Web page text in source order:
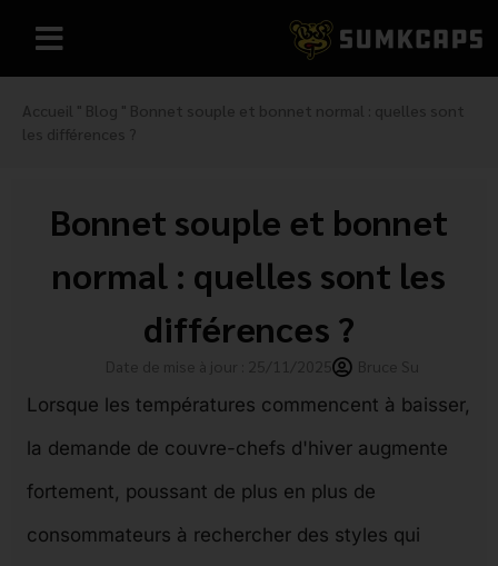
Accueil " Blog " Bonnet souple et bonnet normal : quelles sont
les différences ?
Bonnet souple et bonnet
normal : quelles sont les
différences ?
Lorsque les températures commencent à baisser,
la demande de couvre-chefs d'hiver augmente
fortement, poussant de plus en plus de
consommateurs à rechercher des styles qui